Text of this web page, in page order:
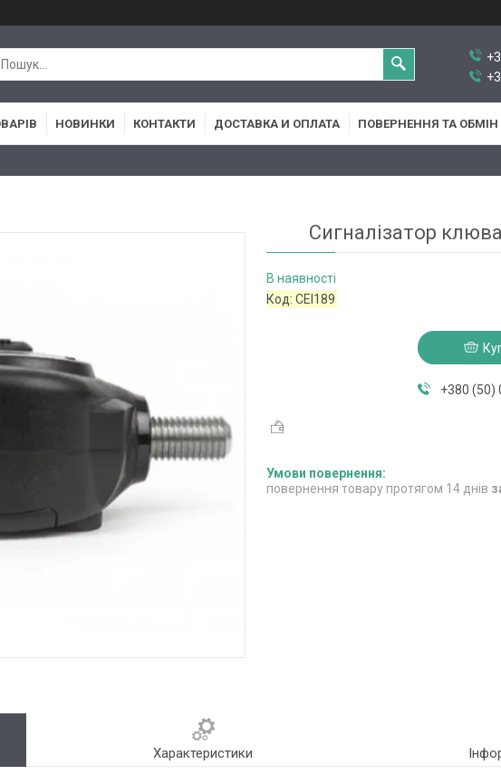
НОВИНКИ КОНТАКТИ ДОСТАВКА И ОПЛАТА ПОВЕРНЕННЯ ТА ОБМІН
Сигналізатор
В наявності
Код:CEI189
+380 (50)
повернення товару протягом 14 днів
Характеристики